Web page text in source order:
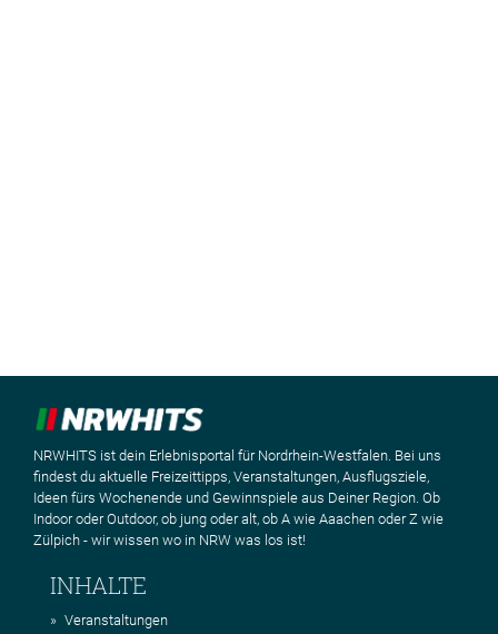
NRWHITS ist dein Erlebnisportal für Nordrhein-Westfalen. Bei uns
findest du aktuelle Freizeittipps, Veranstaltungen, Ausflugsziele,
Ideen fürs Wochenende und Gewinnspiele aus Deiner Region. Ob
Indoor oder Outdoor, ob jung oder alt, ob A wie Aaachen oder Z wie
Zülpich - wir wissen wo in NRW was los ist!
INHALTE
Veranstaltungen